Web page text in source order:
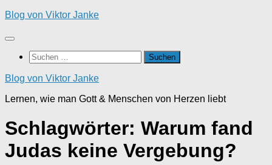
Zum
springen
Blog von Viktor Janke
Suchen
nach:
Blog von Viktor Janke
Lernen, wie man Gott & Menschen von Herzen liebt
Schlagwörter: Warum fand
Judas keine Vergebung?